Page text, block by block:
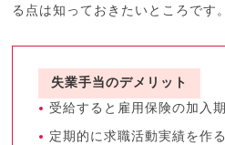
る点は知っておきたいところです。
失業手当のデメリット
受給すると雇用保険の加入
定期的に求職活動実績を作